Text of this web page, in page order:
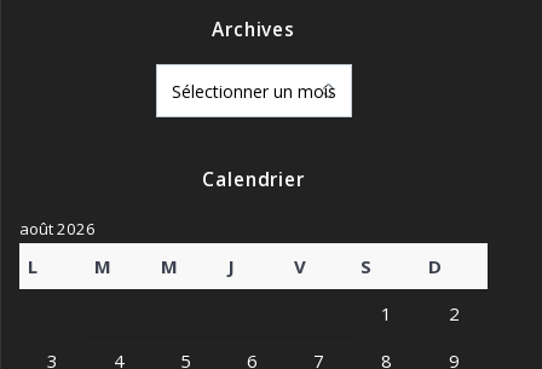
Archives
Calendrier
août 2026
L M M J V S
D
1
2
3
4 5 6 7 8
9